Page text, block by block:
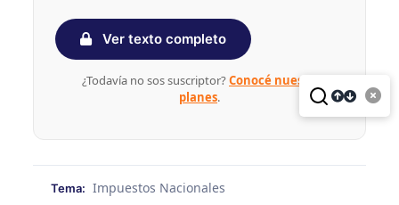
Ver texto completo
¿Todavía no sos suscriptor?Conocé nuestros
planes.
Tema: Impuestos Nacionales